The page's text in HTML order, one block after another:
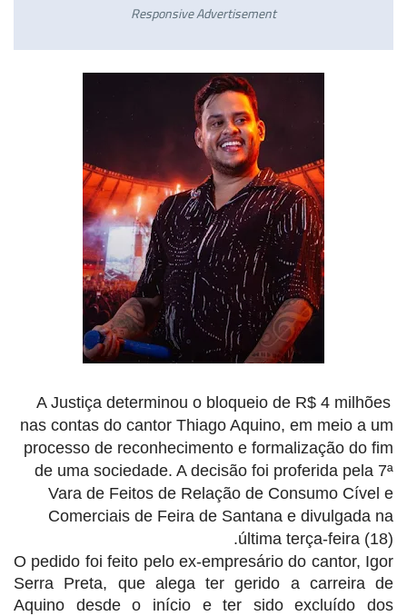
Responsive Advertisement
A Justiça determinou o bloqueio de R$ 4 milhões
nas contas do cantor Thiago Aquino, em meio a um
processo de reconhecimento e formalização do fim
de uma sociedade. A decisão foi proferida pela 7ª
Vara de Feitos de Relação de Consumo Cível e
Comerciais de Feira de Santana e divulgada na
última terça-feira (18).
O pedido foi feito pelo ex-empresário do cantor, Igor
Serra Preta, que alega ter gerido a carreira de
Aquino desde o início e ter sido excluído dos